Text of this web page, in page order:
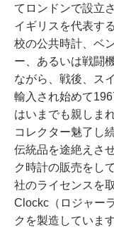
てロンドンで設立
イギリスを代表す
校の公共時計、ベ
ー、あるいは戦闘
ながら、戦後、ス
輸入され始めて
はいまでも親しま
コレクター魅了し
伝統品を途絶えさ
ク時計の販売をし
社のライセンスを
Clockc（ロジャー
クを製造しています